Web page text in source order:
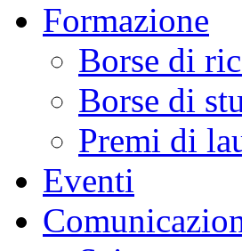
Formazione
Borse di
Borse di
Premi di
Eventi